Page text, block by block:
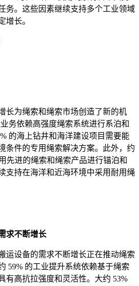
务。这些因素继续支持多个工业领域
增长。
长为绳索和绳索市场创造了新的机
务依赖高强度绳索系统进行系泊和
的海上钻井和海洋建设项目需要能
条件的专用绳索解决方案。此外，约
先进的绳索和绳索产品进行锚泊和
支持在海洋和近海环境中采用耐用绳
求不断增长
运设备的需求不断增长正在推动绳索
59% 的工业提升系统依赖基于绳索
有高抗拉强度和灵活性。大约 53%